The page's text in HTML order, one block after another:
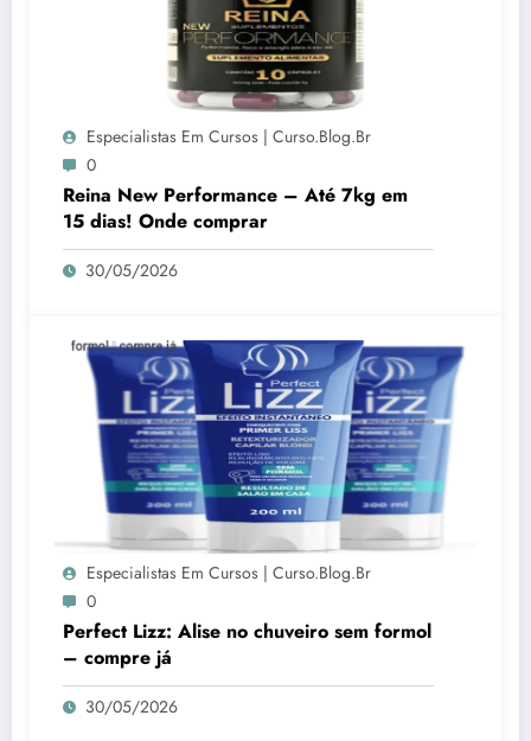
Especialistas Em Cursos | Curso.blog.br
0
Reina New Performance – Até 7kg em
15 dias! Onde comprar
30/05/2026
Especialistas Em Cursos | Curso.blog.br
0
Perfect Lizz: Alise no chuveiro sem formol
– compre já
30/05/2026